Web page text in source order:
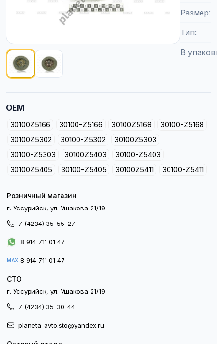
Размер
Тип
В
OEM
30100Z5166 30100-Z5166 30100Z5168
30100-Z5168
30100Z5302
30100-Z5302
30100Z5303
30100-Z5303
30100Z5403
30100-Z5403
30100Z5405
30100-Z5405 30100Z5411 30100-Z5411
Розничный магазин
г. Уссурийск, ул. Ушакова 21/19
7 (4234) 35-55-27
8 914 711 01 47
MAX 8 914 711 01 47
СТО
г. Уссурийск, ул. Ушакова 21/19
7 (4234) 35-30-44
planeta-avto.sto@yandex.ru